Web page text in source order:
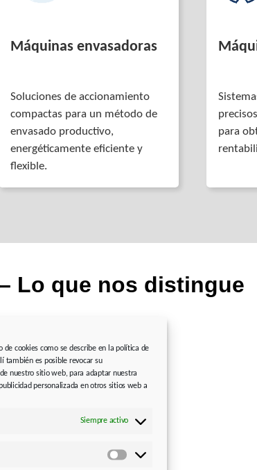
cookies como se describe en la política de
también es posible revocar su
nuestro sitio web, para adaptar nuestra
personalizada en otros sitios web a
Siempre activo
Estadísticas
Máquinas envasadoras
Soluciones de accionamiento
compactas para un método de
envasado productivo,
energéticamente eficiente y
flexible.
para
Lo que nos distingue